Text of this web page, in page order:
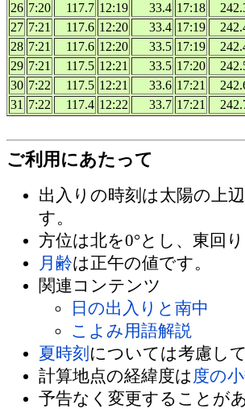
26 7:20 117.7 12:19 33.4 17:18
27 7:21 117.6 12:20 33.4 17:19
28 7:21 117.6 12:20 33.5 17:19
29 7:21 117.5 12:21 33.5 17:20
30 7:22 117.5 12:21 33.6 17:21
31 7:22 117.4 12:22 33.7 17:21
ご利用にあたって
出入りの時刻は太陽の上
す。
方位は北を0°とし、東回
月齢は正午の値です。
関連コンテンツ
日の出入りと南中
こよみ用語解説
夏時刻 については考慮し
計算地点の経緯度は 度の
予告なく変更することが